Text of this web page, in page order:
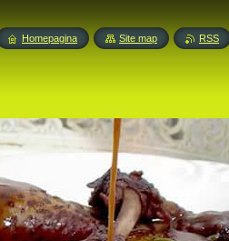
Homepagina Site map RSS